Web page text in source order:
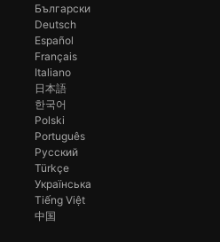
Български
Deutsch
Español
Français
Italiano
日本語
한국어
Polski
Português
Русский
Türkçe
Українська
Tiếng Việt
中国